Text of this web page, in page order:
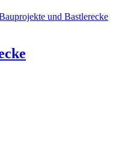
und Bastlerecke